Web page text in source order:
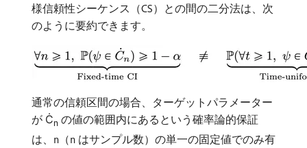
様信頼性シーケンス（CS）との間の二分法は、次
のように要約できます。
通常の信頼区間の場合、ターゲットパラメーター
が Ċn の値の範囲内にあるという確率論的保証
は、
n （n はサンプル数）の単一の固定値でのみ有